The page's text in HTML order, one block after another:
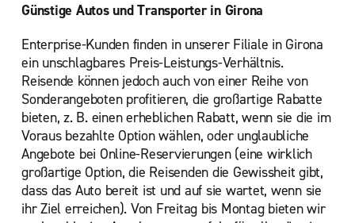
Günstige Autos und Transporter in Girona
Enterprise-Kunden finden in unserer Filiale in Girona
ein unschlagbares Preis-Leistungs-Verhältnis.
Reisende können jedoch auch von einer Reihe von
Sonderangeboten profitieren, die großartige Rabatte
bieten, z. B. einen erheblichen Rabatt, wenn sie die im
Voraus bezahlte Option wählen, oder unglaubliche
Angebote bei Online-Reservierungen (eine wirklich
großartige Option, die Reisenden die Gewissheit gibt,
dass das Auto bereit ist und auf sie wartet, wenn sie
ihr Ziel erreichen). Von Freitag bis Montag bieten wir